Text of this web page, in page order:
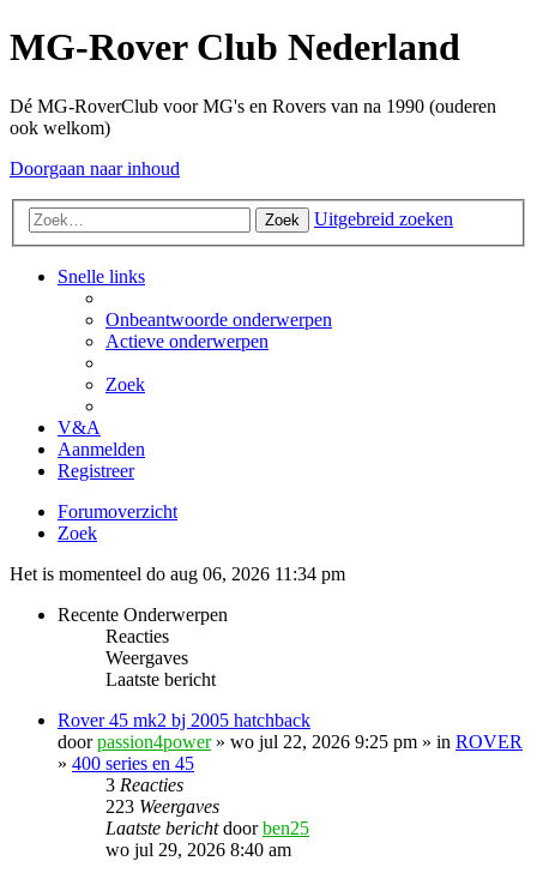
MG-Rover Club Nederland
Dé MG-RoverClub voor MG's en Rovers van na 1990 (ouderen
ook welkom)
Doorgaan naar inhoud
Zoek Uitgebreid zoeken
Snelle links
Onbeantwoorde onderwerpen
Actieve onderwerpen
Zoek
V&A
Aanmelden
Registreer
Forumoverzicht
Zoek
Het is momenteel do aug 06, 2026 11:34 pm
Recente Onderwerpen
Reacties
Weergaves
Laatste bericht
Rover 45 mk2 bj 2005 hatchback
doorpassion4power» wo jul 22, 2026 9:25 pm » in ROVER
» 400 series en 45
3 Reacties
223 Weergaves
Laatste berichtdoorben25
wo jul 29, 2026 8:40 am